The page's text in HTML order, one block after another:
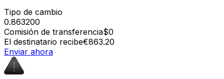
Tipo de cambio
0.863200
Comisión de transferencia$0
El destinatario recibe€863.20
Enviar ahora